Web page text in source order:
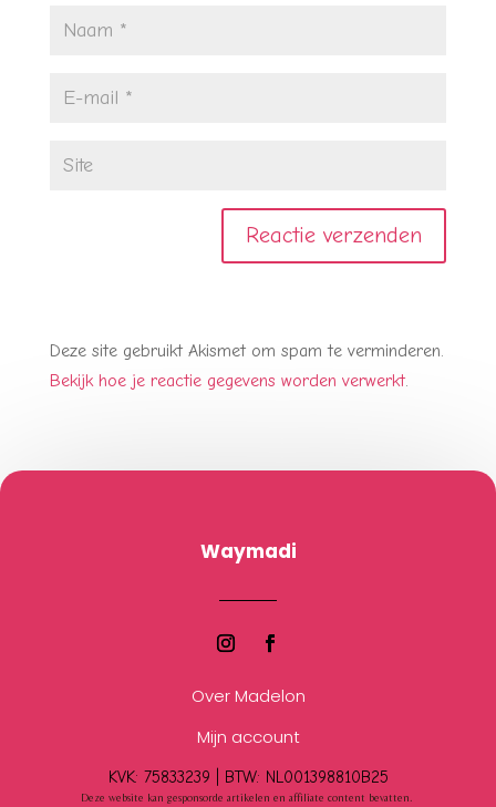
Deze site gebruikt Akismet om spam te verminderen.
Bekijk hoe je reactie gegevens worden verwerkt.
Waymadi
Over Madelon
Mijn account
KVK: 75833239 | BTW: NL001398810B25
Deze website kan gesponsorde artikelen en affiliate content bevatten.